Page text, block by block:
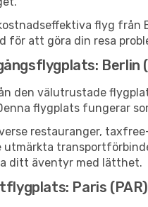
flyg
för att göra din resa
Berlin
den välutrustade
flygplats fungerar
restauranger,
utmärkta
ditt äventyr med lätthet.
Paris (PAR)